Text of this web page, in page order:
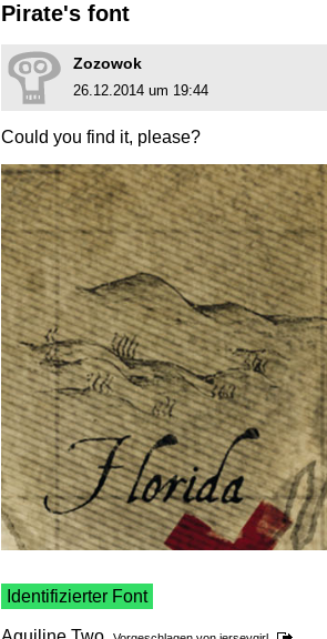
Pirate's font
Zozowok
26.12.2014 um 19:44
Could you find it, please?
Identifizierter Font